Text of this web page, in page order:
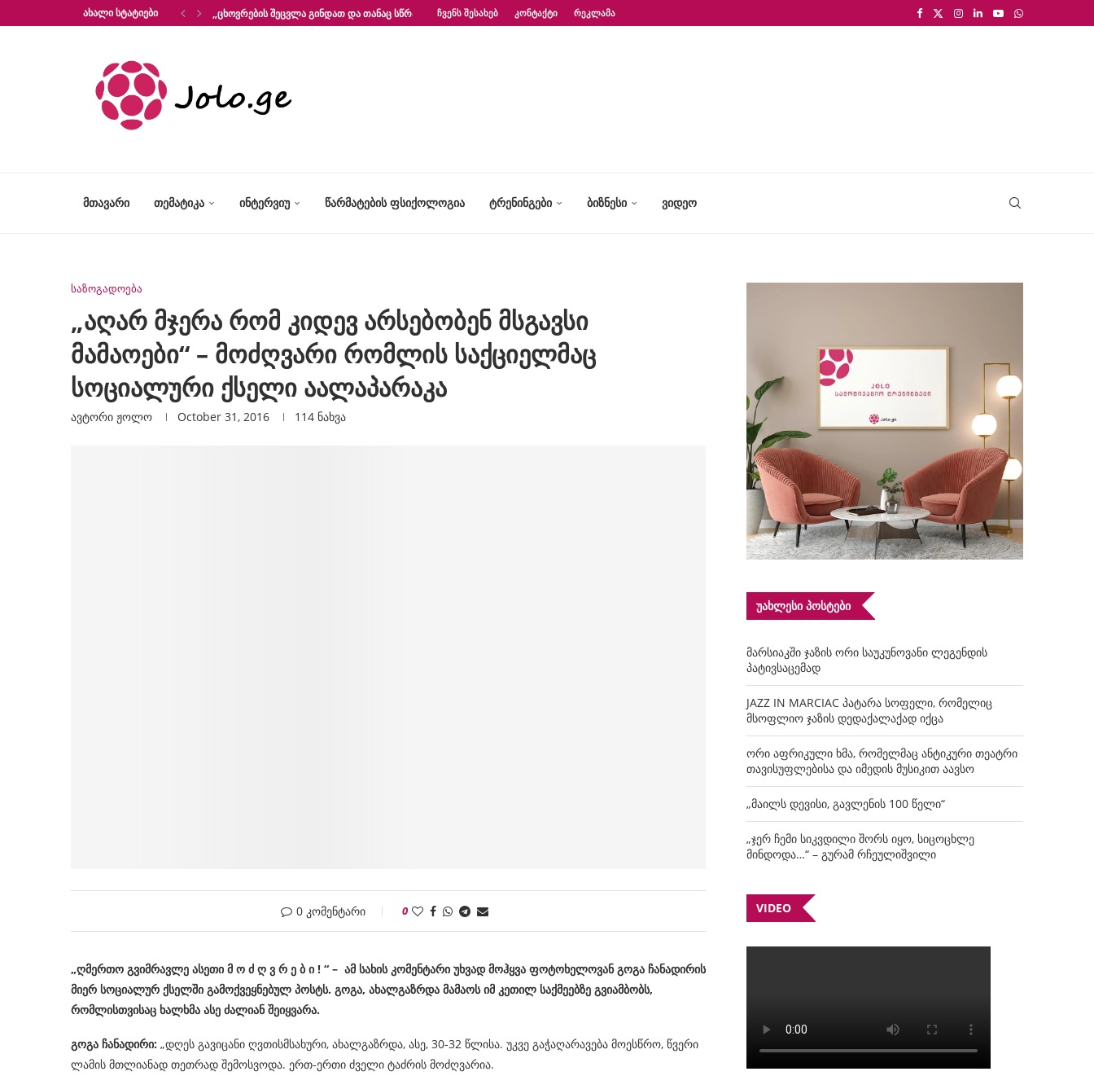
ᲐᲮᲐᲚᲘ ᲡᲢᲐᲢᲘᲔᲑᲘ „ᲪᲮᲝᲕᲠᲔᲑᲘᲡ ᲨᲔᲪᲕᲚᲐ ᲒᲘᲜᲓᲐᲗ ᲓᲐ ᲗᲐᲜᲐᲪ ᲡᲬᲠᲐᲤᲐᲓ?“ – ᲤᲡᲘᲥᲝᲚᲝᲒᲘᲡ...
ᲩᲕᲔᲜᲡ ᲨᲔᲡᲐᲮᲔᲑ ᲙᲝᲜᲢᲐᲥᲢᲘ ᲠᲔᲙᲚᲐᲛᲐ
ᲛᲗᲐᲕᲐᲠᲘ ᲗᲔᲛᲐᲢᲘᲙᲐ ᲘᲜᲢᲔᲠᲕᲘᲣ ᲬᲐᲠᲛᲐᲢᲔᲑᲘᲡ ᲤᲡᲘᲥᲝᲚᲝᲒᲘᲐ ᲢᲠᲔᲜᲘᲜᲒᲔᲑᲘ ᲑᲘᲖᲜᲔᲡᲘ ᲕᲘᲓᲔᲝ
საზოგადოება
„აღარ მჯერა რომ კიდევ არსებობენ მსგავსი
მამაოები“ – მოძღვარი რომლის საქციელმაც
სოციალური ქსელი აალაპარაკა
ავტორი Ჟოლო October 31, 2016 114 ნახვა
0 კომენტარი 0
„ღმერთო გვიმრავლე ასეთი მ ო ძ ღ ვ რ ე ბ ი ! “ – ამ სახის კომენტარი უხვად მოჰყვა ფოტოხელოვან გოგა ჩანადირის
მიერ სოციალურ ქსელში გამოქვეყნებულ პოსტს. გოგა, ახალგაზრდა მამაოს იმ კეთილ საქმეებზე გვიამბობს,
რომლისთვისაც ხალხმა ასე ძალიან შეიყვარა.
გოგა ჩანადირი: „დღეს გავიცანი ღვთისმსახური, ახალგაზრდა, ასე, 30-32 წლისა. უკვე გაჭაღარავება მოესწრო, წვერი
ლამის მთლიანად თეთრად შემოსვოდა. ერთ-ერთი ძველი ტაძრის მოძღვარია.
ᲣᲐᲮᲚᲔᲡᲘ ᲞᲝᲡᲢᲔᲑᲘ
მარსიაკში ჯაზის ორი საუკუნოვანი ლეგენდის
პატივსაცემად
JAZZ IN MARCIAC პატარა სოფელი, რომელიც
მსოფლიო ჯაზის დედაქალაქად იქცა
ორი აფრიკული ხმა, რომელმაც ანტიკური თეატრი
თავისუფლებისა და იმედის მუსიკით აავსო
„მაილს დევისი, გავლენის 100 წელი“
„ჯერ ჩემი სიკვდილი შორს იყო, სიცოცხლე
მინდოდა…“ – გურამ რჩეულიშვილი
VIDEO